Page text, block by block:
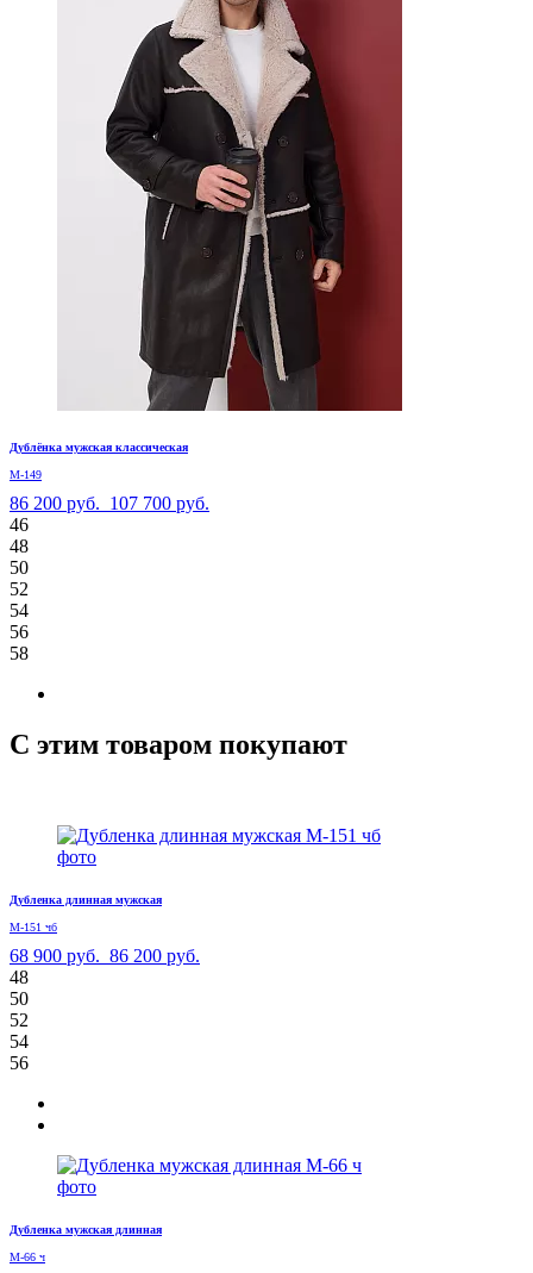
Дублёнка мужская классическая
М-149
86 200 руб. 107 700 руб.
46
48
50
52
54
56
58
С этим товаром покупают
Дубленка длинная мужская
М-151 чб
68 900 руб. 86 200 руб.
48
50
52
54
56
Дубленка мужская длинная
М-66 ч